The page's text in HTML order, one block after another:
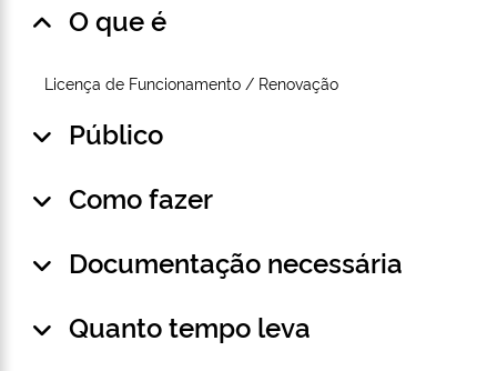
O que é
Licença de Funcionamento / Renovação
Público
Como fazer
Documentação necessária
Quanto tempo leva